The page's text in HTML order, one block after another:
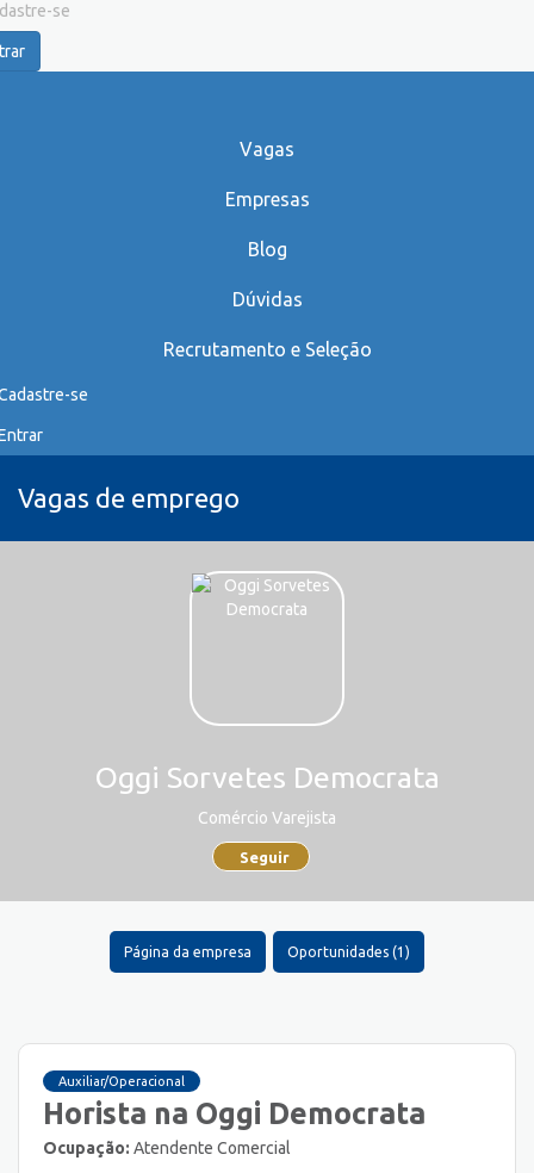
se
Vagas
Empresas
Blog
Dúvidas
Recrutamento e Seleção
se
Vagas de emprego
Oggi Sorvetes Democrata
Comércio Varejista
Seguir
Página da empresa Oportunidades (1)
Auxiliar/Operacional
Horista na Oggi Democrata
Ocupação: Atendente Comercial